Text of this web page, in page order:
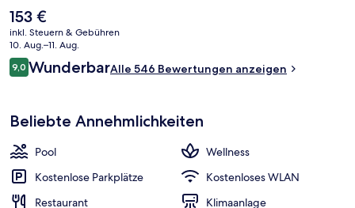
du einen Happen essen möchtest. Für kühle Getränke dagegen bist
du in der Bar/Lounge an der richtigen Adresse. Weitere Highlights
wie Jachthafen vor Ort, eine Poolbar und eine Sauna sprechen für
dieses Resort im luxuriösen Stil. Andere Reisende lieben das
hilfsbereite Personal.
Der
aktuelle
Preis
beträgt
153 €.
153 €
inkl. Steuern & Gebühren
10. Aug.–11. Aug.
Bewertungen
9,09,0 von 10.
WunderbarAlle 546 Bewertungen anzeigen
Beliebte Annehmlichkeiten
Pool
Wellness
Kostenlose Parkplätze
Kostenloses WLAN
Restaurant
Klimaanlage